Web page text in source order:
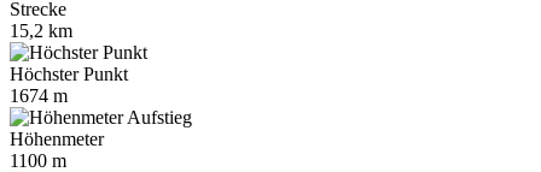
Strecke
15,2 km
Höchster Punkt
1674 m
Höhenmeter
1100 m